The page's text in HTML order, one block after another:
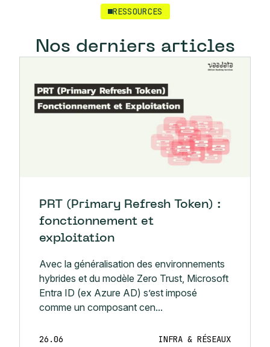
RESSOURCES
Nos derniers articles
PRT (Primary Refresh Token) :
fonctionnement et
exploitation
Avec la généralisation des environnements
hybrides et du modèle Zero Trust, Microsoft
Entra ID (ex Azure AD) s’est imposé
comme un composant cen...
26.06 INFRA & RÉSEAUX